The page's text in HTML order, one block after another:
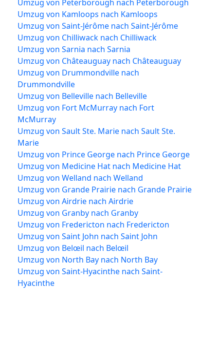
Umzug von Peterborough nach Peterborough
Umzug von Kamloops nach Kamloops
Umzug von Saint-Jérôme nach Saint-Jérôme
Umzug von Chilliwack nach Chilliwack
Umzug von Sarnia nach Sarnia
Umzug von Châteauguay nach Châteauguay
Umzug von Drummondville nach
Drummondville
Umzug von Belleville nach Belleville
Umzug von Fort McMurray nach Fort
McMurray
Umzug von Sault Ste. Marie nach Sault Ste.
Marie
Umzug von Prince George nach Prince George
Umzug von Medicine Hat nach Medicine Hat
Umzug von Welland nach Welland
Umzug von Grande Prairie nach Grande Prairie
Umzug von Airdrie nach Airdrie
Umzug von Granby nach Granby
Umzug von Fredericton nach Fredericton
Umzug von Saint John nach Saint John
Umzug von Belœil nach Belœil
Umzug von North Bay nach North Bay
Umzug von Saint-Hyacinthe nach Saint-
Hyacinthe